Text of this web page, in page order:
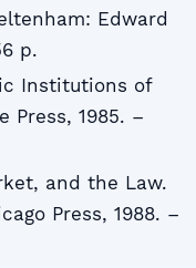
Edward
p.
Institutions of
Press, 1985. –
and the Law.
Press, 1988. –